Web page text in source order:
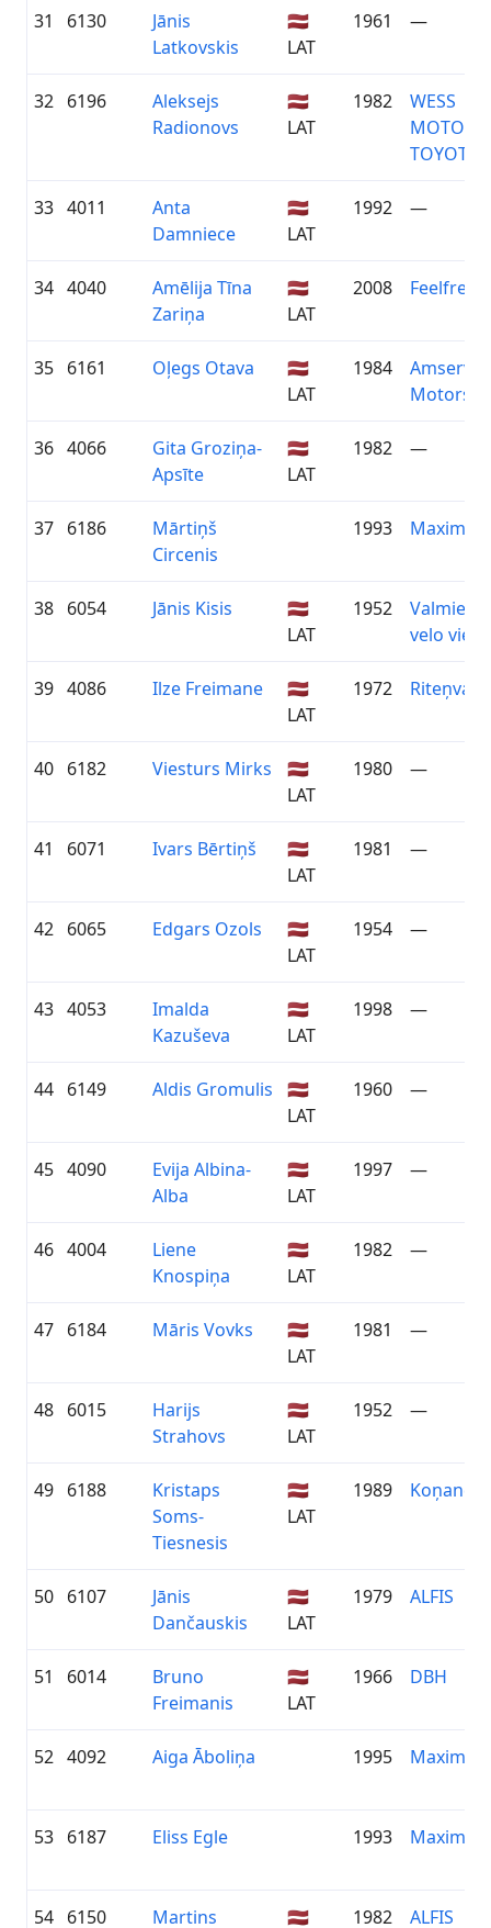
31 6130
Jānis
Latkovskis
🇱🇻
LAT
1961 —
32 6196
Aleksejs
Radionovs
🇱🇻
LAT
1982
WESS
MOTORS
TOYOTA
33 4011
Anta
Damniece
🇱🇻
LAT
1992 —
34 4040
Amēlija Tīna
Zariņa
🇱🇻
LAT
2008
35 6161 Oļegs Otava
🇱🇻
LAT
1984
Amserv
Motors
36 4066
Gita Groziņa-
Apsīte
🇱🇻
LAT
1982 —
37 6186
Mārtiņš
Circenis
1993 Maxima
38 6054 Jānis Kisis
🇱🇻
LAT
1952
Valmieras
velo
39 4086 Ilze Freimane
🇱🇻
LAT
1972
40 6182 Viesturs Mirks
🇱🇻
LAT
1980 —
41 6071 Ivars Bērtiņš
🇱🇻
LAT
1981 —
42 6065 Edgars Ozols
🇱🇻
LAT
1954 —
43 4053
Imalda
Kazuševa
🇱🇻
LAT
1998 —
44 6149 Aldis Gromulis
🇱🇻
LAT
1960 —
45 4090
Evija Albina-
Alba
🇱🇻
LAT
1997 —
46 4004
Liene
Knospiņa
🇱🇻
LAT
1982 —
47 6184 Māris Vovks
🇱🇻
LAT
1981 —
48 6015
Harijs
Strahovs
🇱🇻
LAT
1952 —
49 6188
Kristaps
Soms-
Tiesnesis
🇱🇻
LAT
1989 Koņanda
50 6107
Jānis
Dančauskis
🇱🇻
LAT
1979 ALFIS
51 6014
Bruno
Freimanis
🇱🇻
LAT
1966 DBH
52 4092 Aiga Āboliņa 1995 Maxima
53 6187 Eliss Egle 1993 Maxima
54 6150 Martins 🇱🇻 1982 ALFIS